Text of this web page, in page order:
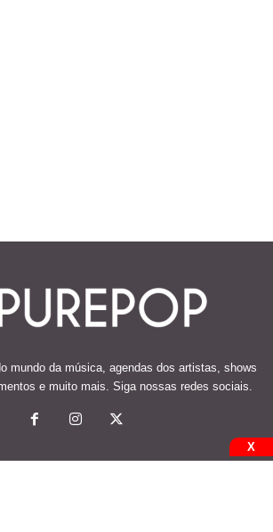
mundo da música, agendas dos artistas, shows
e muito mais. Siga nossas redes sociais.
X